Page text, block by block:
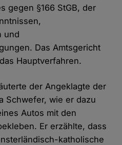
gegen §166 StGB, der
und
Das Amtsgericht
Hauptverfahren.
der Angeklagte der
Schwefer, wie er dazu
Autos mit den
Er erzählte, dass
katholische